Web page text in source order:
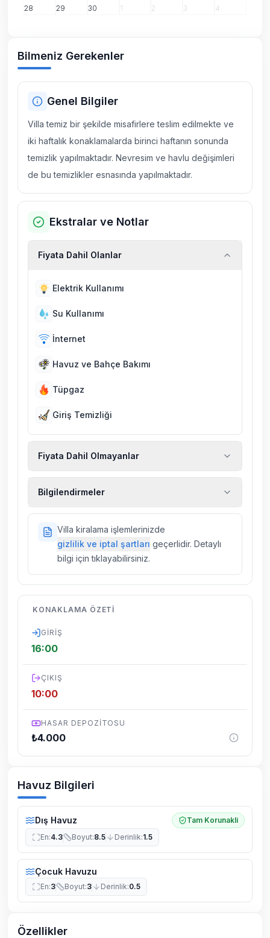
28 29 30 1 2 3 4
Bilmeniz Gerekenler
Genel Bilgiler
Villa temiz bir şekilde misafirlere teslim edilmekte ve
iki haftalık konaklamalarda birinci haftanın sonunda
temizlik yapılmaktadır. Nevresim ve havlu değişimleri
de bu temizlikler esnasında yapılmaktadır.
Ekstralar ve Notlar
Fiyata Dahil Olanlar
Elektrik Kullanımı
Su Kullanımı
İnternet
Havuz ve Bahçe Bakımı
Tüpgaz
Giriş Temizliği
Fiyata Dahil Olmayanlar
sigortaları fiyatlara dahil değildir.
Bilgilendirmeler
villalarımızda düzenli olarak ilaçlama
yapılmaktadır. Buna rağmen çevrede
kelebek, böcek, sinek vs. bulunma ihtimali
dönemsel olarak altyapı çalışmaları
yapılabilmektedir. Bu çalışma nedeniyle yol
Villa kiralama işlemlerinizde
gizlilik ve iptal şartları geçerlidir. Detaylı
bilgi için tıklayabilirsiniz.
KONAKLAMA ÖZETI
GIRIŞ
16:00
ÇIKIŞ
10:00
HASAR DEPOZITOSU
₺4.000
Havuz Bilgileri
Dış Havuz
Tam Korunakli
En:4.3 Boyut:8.5 Derinlik:1.5
Çocuk Havuzu
En:3 Boyut:3 Derinlik:0.5
Özellikler